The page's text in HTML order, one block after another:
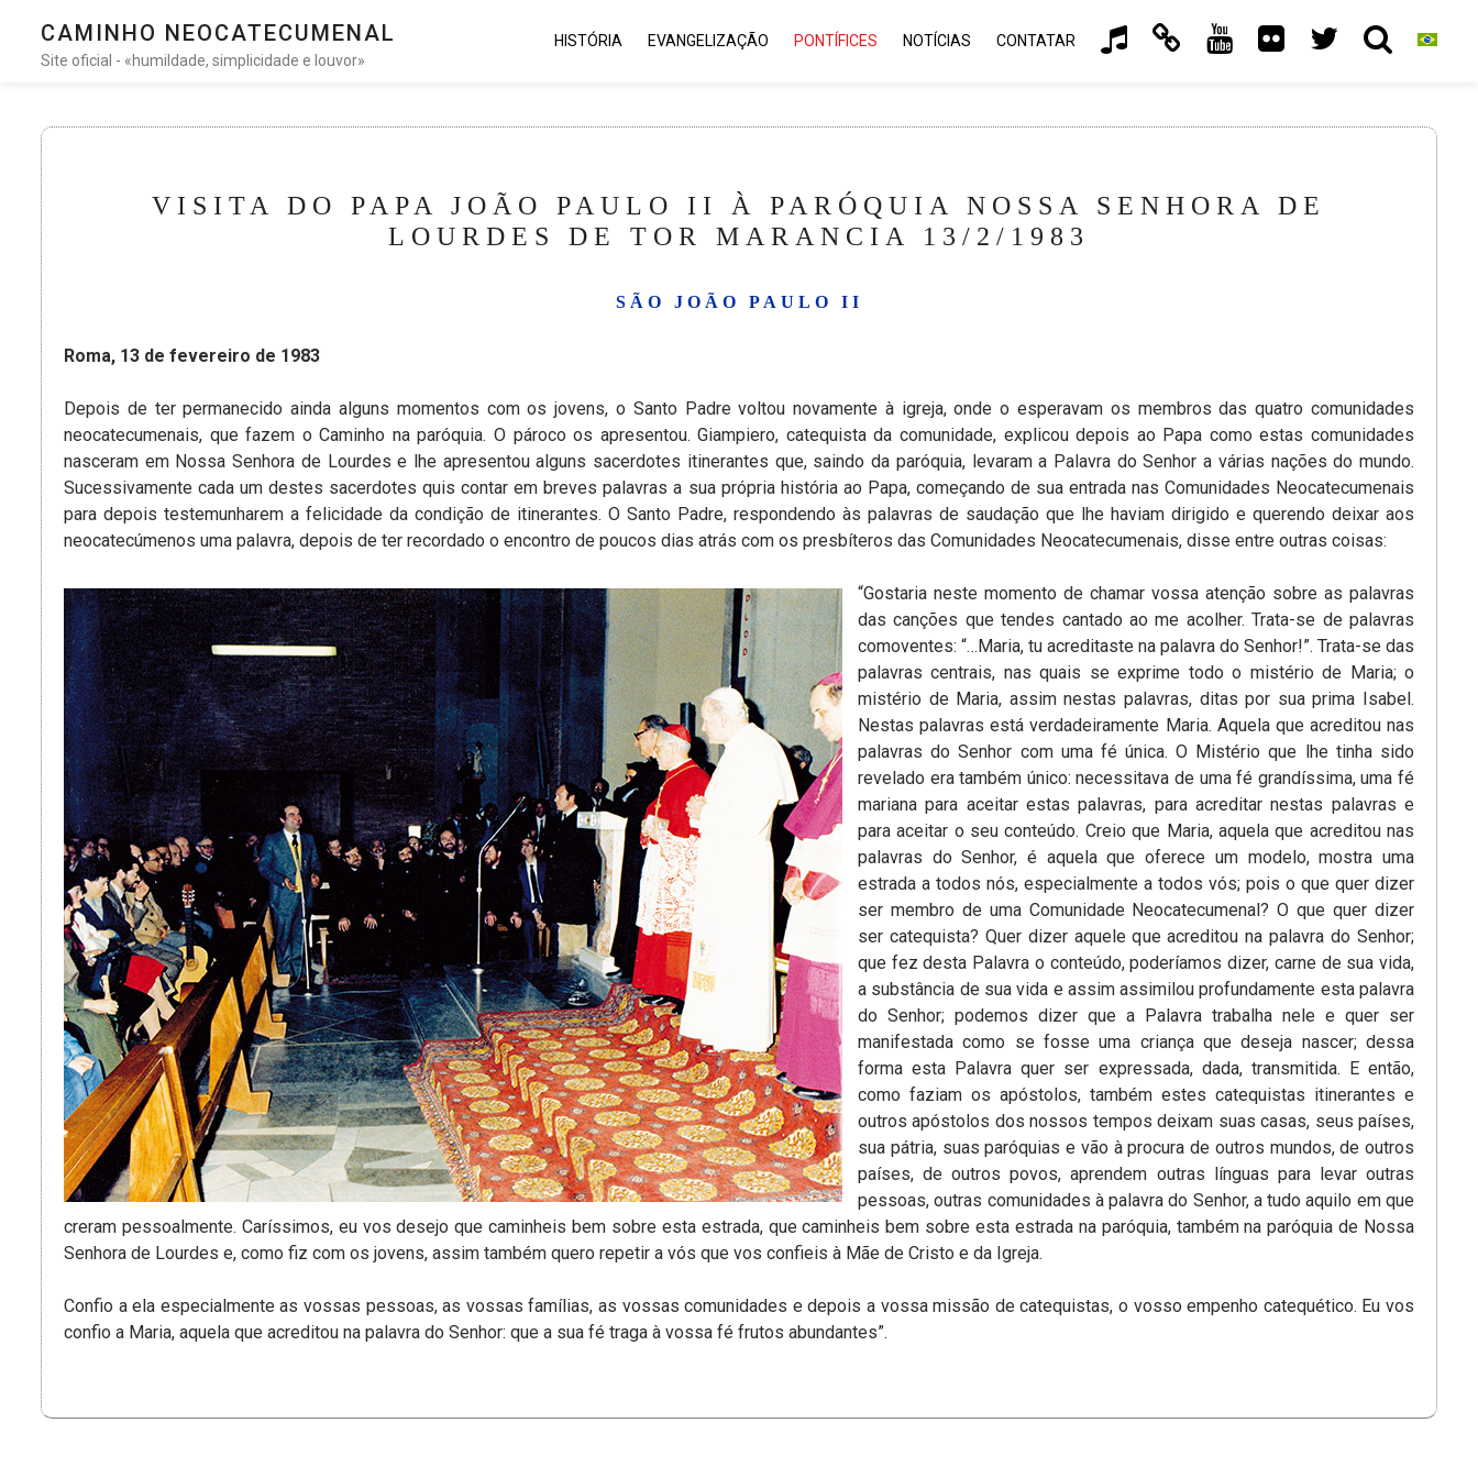
CAMINHO NEOCATECUMENAL
Site oficial - «humildade, simplicidade e louvor»
HISTÓRIA EVANGELIZAÇÃO PONTÍFICES NOTÍCIAS CONTATAR
VISITA DO PAPA JOÃO PAULO II À PARÓQUIA NOSSA SENHORA DE
LOURDES DE TOR MARANCIA 13/2/1983
SÃO JOÃO PAULO II
Roma, 13 de fevereiro de 1983
Depois de ter permanecido ainda alguns momentos com os jovens, o Santo Padre voltou novamente à igreja, onde o esperavam os membros das quatro comunidades
neocatecumenais, que fazem o Caminho na paróquia. O pároco os apresentou. Giampiero, catequista da comunidade, explicou depois ao Papa como estas comunidades
nasceram em Nossa Senhora de Lourdes e lhe apresentou alguns sacerdotes itinerantes que, saindo da paróquia, levaram a Palavra do Senhor a várias nações do mundo.
Sucessivamente cada um destes sacerdotes quis contar em breves palavras a sua própria história ao Papa, começando de sua entrada nas Comunidades Neocatecumenais
para depois testemunharem a felicidade da condição de itinerantes. O Santo Padre, respondendo às palavras de saudação que lhe haviam dirigido e querendo deixar aos
neocatecúmenos uma palavra, depois de ter recordado o encontro de poucos dias atrás com os presbíteros das Comunidades Neocatecumenais, disse entre outras coisas:
“Gostaria neste momento de chamar vossa atenção sobre as palavras
das canções que tendes cantado ao me acolher. Trata-se de palavras
comoventes: “…Maria, tu acreditaste na palavra do Senhor!”. Trata-se das
palavras centrais, nas quais se exprime todo o mistério de Maria; o
mistério de Maria, assim nestas palavras, ditas por sua prima Isabel.
Nestas palavras está verdadeiramente Maria. Aquela que acreditou nas
palavras do Senhor com uma fé única. O Mistério que lhe tinha sido
revelado era também único: necessitava de uma fé grandíssima, uma fé
mariana para aceitar estas palavras, para acreditar nestas palavras e
para aceitar o seu conteúdo. Creio que Maria, aquela que acreditou nas
palavras do Senhor, é aquela que oferece um modelo, mostra uma
estrada a todos nós, especialmente a todos vós; pois o que quer dizer
ser membro de uma Comunidade Neocatecumenal? O que quer dizer
ser catequista? Quer dizer aquele que acreditou na palavra do Senhor;
que fez desta Palavra o conteúdo, poderíamos dizer, carne de sua vida,
a substância de sua vida e assim assimilou profundamente esta palavra
do Senhor; podemos dizer que a Palavra trabalha nele e quer ser
manifestada como se fosse uma criança que deseja nascer; dessa
forma esta Palavra quer ser expressada, dada, transmitida. E então,
como faziam os apóstolos, também estes catequistas itinerantes e
outros apóstolos dos nossos tempos deixam suas casas, seus países,
sua pátria, suas paróquias e vão à procura de outros mundos, de outros
países, de outros povos, aprendem outras línguas para levar outras
pessoas, outras comunidades à palavra do Senhor, a tudo aquilo em que
creram pessoalmente. Caríssimos, eu vos desejo que caminheis bem sobre esta estrada, que caminheis bem sobre esta estrada na paróquia, também na paróquia de Nossa
Senhora de Lourdes e, como fiz com os jovens, assim também quero repetir a vós que vos confieis à Mãe de Cristo e da Igreja.
Confio a ela especialmente as vossas pessoas, as vossas famílias, as vossas comunidades e depois a vossa missão de catequistas, o vosso empenho catequético. Eu vos
confio a Maria, aquela que acreditou na palavra do Senhor: que a sua fé traga à vossa fé frutos abundantes”.